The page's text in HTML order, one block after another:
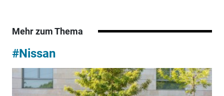
Mehr zum Thema
#Nissan